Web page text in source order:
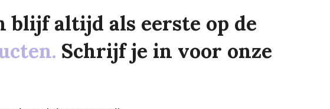
blijf altijd als eerste op de
Schrijf je in voor onze